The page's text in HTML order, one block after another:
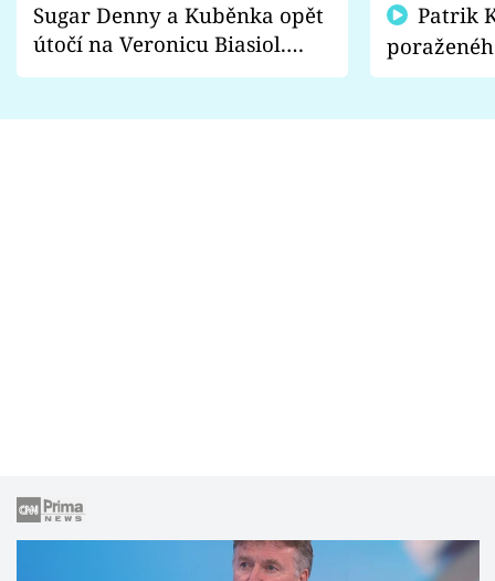
Sugar Denny a Kuběnka opět
útočí na Veronicu Biasiol.
Proč je podle nich falešná a
fanoušci